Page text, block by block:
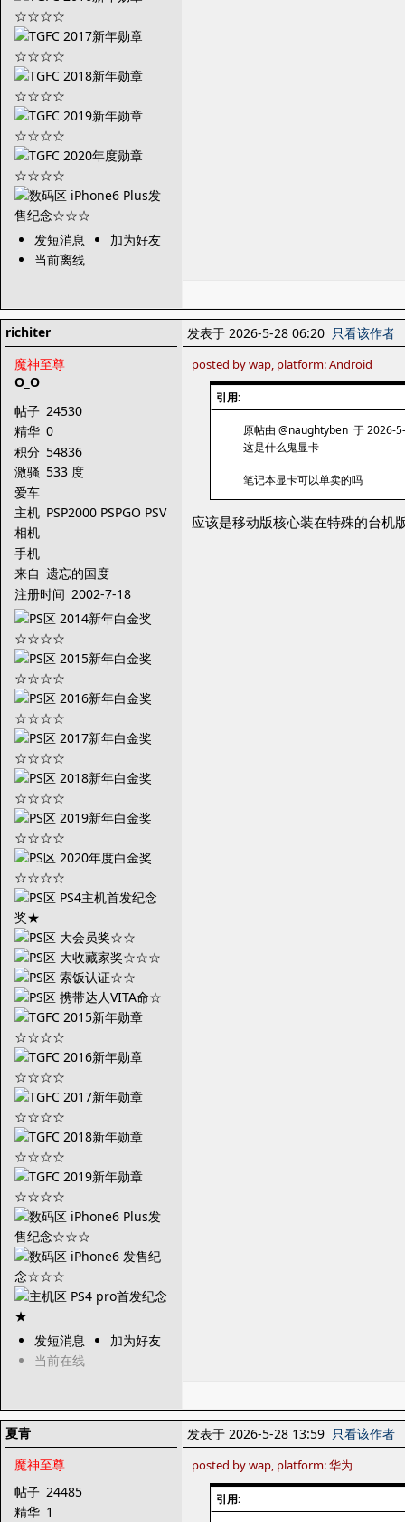
发短消息
加为好友
当前离线
richiter
魔神至尊
O_O
帖子 24530
精华 0
积分 54836
激骚 533 度
爱车
主机 PSP2000 PSPGO PSV
相机
手机
来自 遗忘的国度
注册时间 2002-7-18
发短消息
加为好友
当前在线
发表于 2026-5-28 06:20 只看该作者
posted by wap, platform: Android
引用:
原帖由 @naughtyben 于 2026-
这是什么鬼显卡
笔记本显卡可以单卖的吗
应该是移动版核心装在特殊的台
夏青
魔神至尊
帖子 24485
精华 1
发表于 2026-5-28 13:59 只看该作者
posted by wap, platform: 华为
引用: